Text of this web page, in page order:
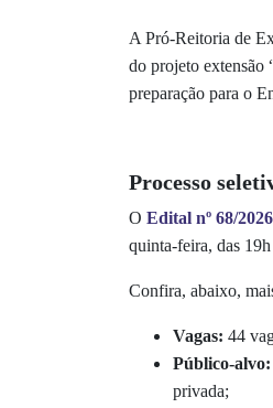
A Pró-Reitoria de
do projeto extensão
preparação para o
Processo
O Edital nº 68/2026
quinta-feira, das
Confira, abaixo,
Vagas: 44
Público-alvo:
privada;